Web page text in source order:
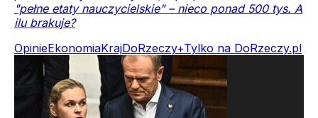
"pełne etaty nauczycielskie" – nieco ponad 500 tys. A
ilu brakuje?
OpinieEkonomiaKrajDoRzeczy+Tylko na DoRzeczy.pl